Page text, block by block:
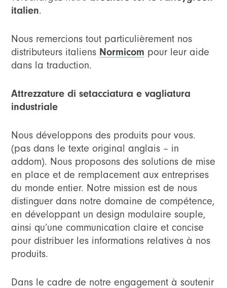
italien.
Nous remercions tout particulièrement nos
distributeurs italiens Normicom pour leur aide
dans la traduction.
Attrezzature di setacciatura e vagliatura
industriale
Nous développons des produits pour vous.
(pas dans le texte original anglais – in
addom). Nous proposons des solutions de mise
en place et de remplacement aux entreprises
du monde entier. Notre mission est de nous
distinguer dans notre domaine de compétence,
en développant un design modulaire souple,
ainsi qu’une communication claire et concise
pour distribuer les informations relatives à nos
produits.
Dans le cadre de notre engagement à soutenir